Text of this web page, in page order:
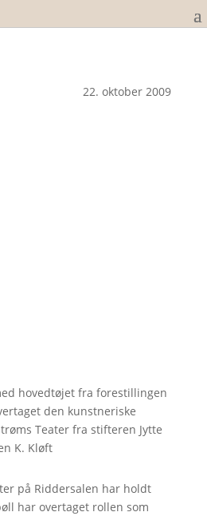
22. oktober 2009
hovedtøjet fra forestillingen
den kunstneriske
Teater fra stifteren Jytte
K. Kløft
på Riddersalen har holdt
har overtaget rollen som